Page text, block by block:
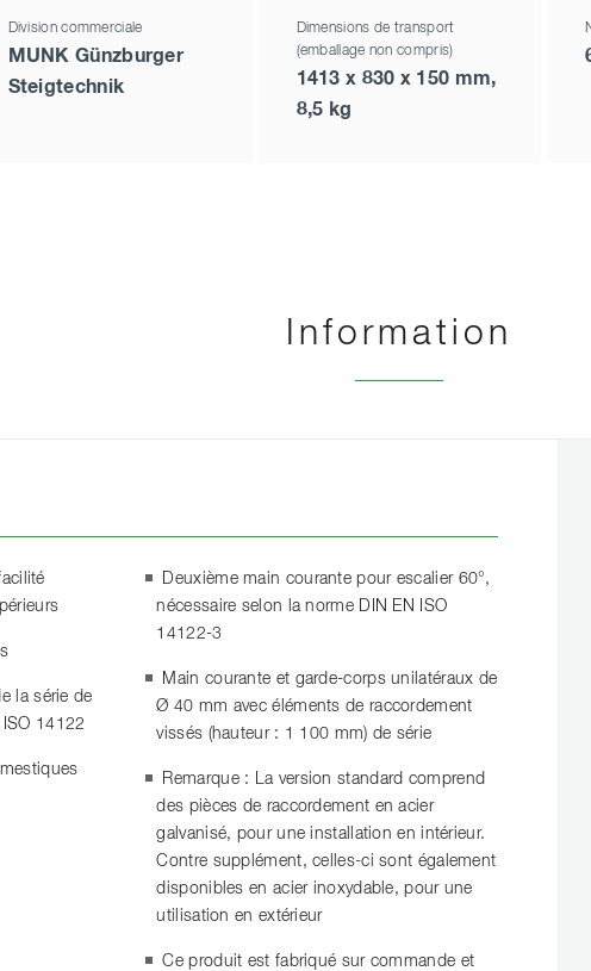
Division commerciale
MUNK Günzburger
Steigtechnik
Dimensions de transport
(emballage non compris)
1413 x 830 x 150 mm,
8,5 kg
Information
la série de
14122
Deuxième main courante pour escalier 60°,
nécessaire selon la norme DIN EN ISO
14122-3
Main courante et garde-corps unilatéraux de
Ø 40 mm avec éléments de raccordement
vissés (hauteur : 1 100 mm) de série
Remarque : La version standard comprend
des pièces de raccordement en acier
galvanisé, pour une installation en intérieur.
Contre supplément, celles-ci sont également
disponibles en acier inoxydable, pour une
utilisation en extérieur
Ce produit est fabriqué sur commande et